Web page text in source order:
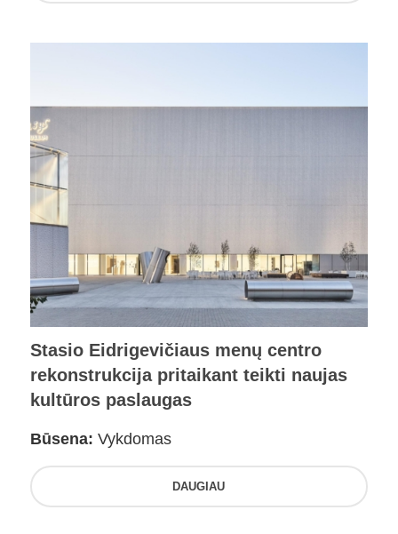
Stasio Eidrigevičiaus menų centro
rekonstrukcija pritaikant teikti naujas
kultūros paslaugas
Būsena: Vykdomas
DAUGIAU